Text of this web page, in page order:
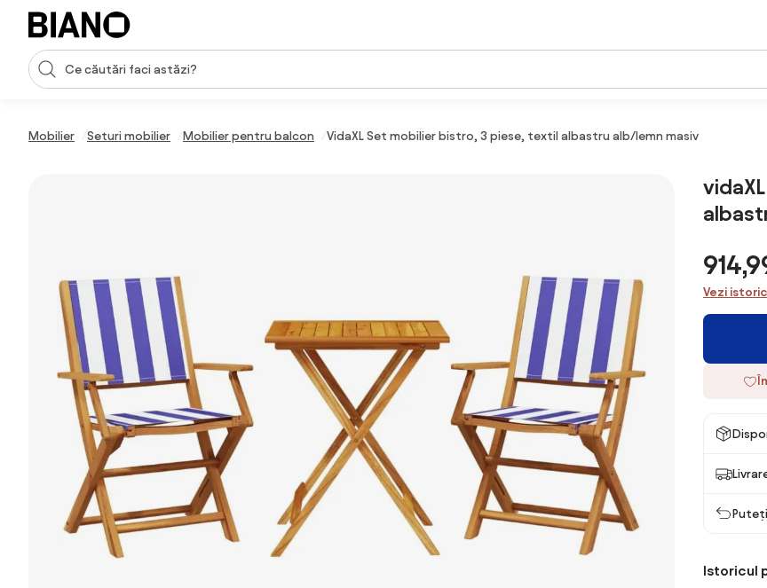
Sari peste navigare, accesează conținutul
Introducerea căutării
Mobilier Seturi mobilier Mobilier pentru balcon VidaXL Set mobilier bistro, 3 piese, textil albastru alb/lemn masiv
Vezi
Istoricul